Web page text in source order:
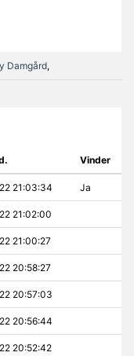
Damgård,
Vinder
21:03:34 Ja
21:02:00
21:00:27
20:58:27
20:57:03
20:56:44
20:52:42